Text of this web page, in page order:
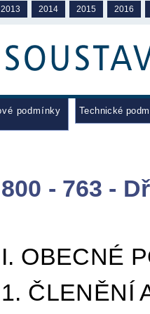
2013 2014 2015 2016
podmínky Technické
800 - 763 -
I. OBECNÉ
1. ČLENĚNÍ